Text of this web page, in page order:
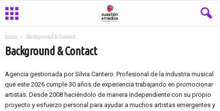
Inicio Background & Contact
Background & Contact
Agencia gestionada por Silvia Cantero. Profesional de la industria musical
que este 2026 cumple 30 años de experiencia trabajando en promocionar
artistas. Desde 2008 haciéndolo de manera independiente con su propio
proyecto y esfuerzo personal para ayudar a muchos artistas emergentes y